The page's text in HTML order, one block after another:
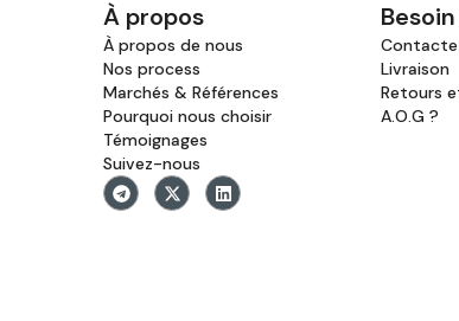
À propos
À propos de nous
Nos process
Marchés & Références
Pourquoi nous choisir
Témoignages
Suivez-nous
Livraison
Retours
A.O.G ?